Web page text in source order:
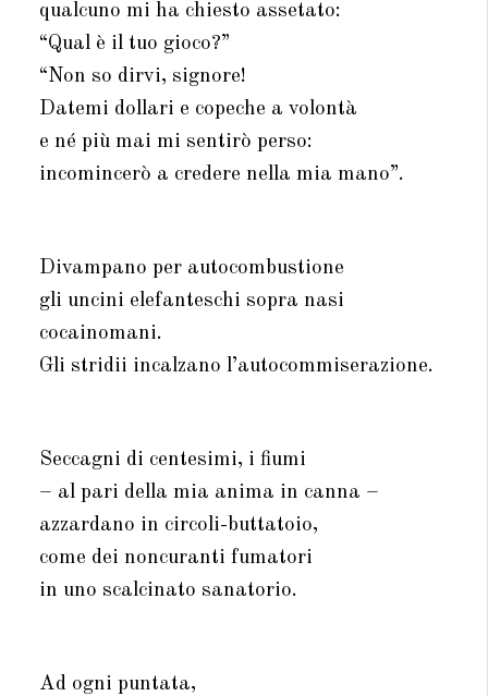
qualcuno mi ha chiesto assetato:
“Qual è il tuo gioco?”
“Non so dirvi, signore!
Datemi dollari e copeche a volontà
e né più mai mi sentirò perso:
incomincerò a credere nella mia mano”.
Divampano per autocombustione
gli uncini elefanteschi sopra nasi
cocainomani.
Gli stridii incalzano l’autocommiserazione.
Seccagni di centesimi, i fiumi
– al pari della mia anima in canna –
azzardano in circoli-buttatoio,
come dei noncuranti fumatori
in uno scalcinato sanatorio.
Ad ogni puntata,